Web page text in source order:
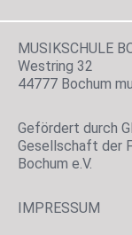
MUSIKSCHULE
Westring 32
44777 Bochum
Gefördert durch
Gesellschaft der
Bochum e.V.
IMPRESSUM